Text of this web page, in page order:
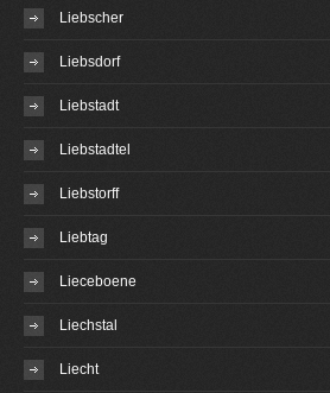
Liebscher
Liebsdorf
Liebstadt
Liebstadtel
Liebstorff
Liebtag
Lieceboene
Liechstal
Liecht